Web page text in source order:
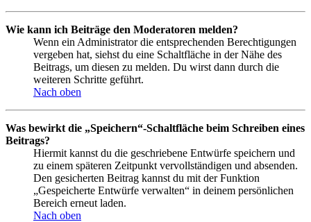
Wie kann ich Beiträge den Moderatoren melden?
Wenn ein Administrator die entsprechenden Berechtigungen
vergeben hat, siehst du eine Schaltfläche in der Nähe des
Beitrags, um diesen zu melden. Du wirst dann durch die
weiteren Schritte geführt.
Nach oben
Was bewirkt die „Speichern“-Schaltfläche beim Schreiben eines
Beitrags?
Hiermit kannst du die geschriebene Entwürfe speichern und
zu einem späteren Zeitpunkt vervollständigen und absenden.
Den gesicherten Beitrag kannst du mit der Funktion
„Gespeicherte Entwürfe verwalten“ in deinem persönlichen
Bereich erneut laden.
Nach oben